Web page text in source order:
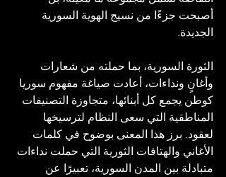
أصبحت جزءًا من نسيج الهوية السورية
الجديدة.
الثورة السورية، بما حملته من شعارات
وأغانٍ ونداءات، أعادت صياغة مفهوم سوريا
كوطن يجمع كل أبنائها، متجاوزة التصنيفات
المناطقية التي سعى النظام لترسيخها
لعقود. برز هذا المعنى بوضوح في كلمات
الأغاني والهتافات الثورية التي حملت نداءات
متبادلة بين المدن السورية، تعبيرًا عن